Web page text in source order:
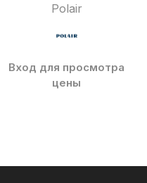
Polair
Вход для просмотра
цены